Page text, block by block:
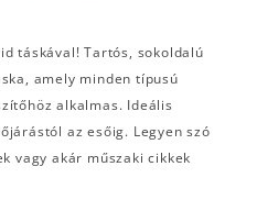
táskával! Tartós, sokoldalú
amely minden típusú
alkalmas. Ideális
az esőig. Legyen szó
vagy akár műszaki cikkek